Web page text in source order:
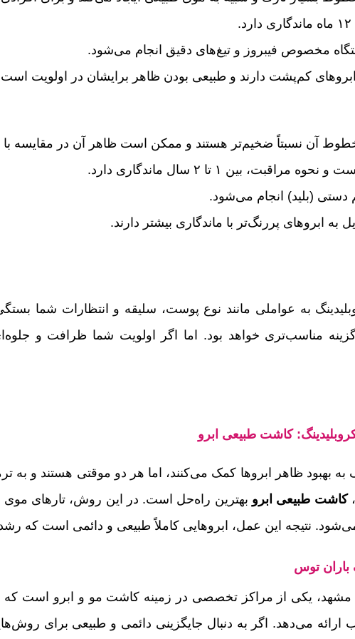
مخصوص فیبروز و تیغ‌های دقیق انجام می‌شود.
بودن ظاهر برایشان در اولویت است.
آن نسبتاً ضخیم‌تر هستند و ممکن است ظاهر آن در مقایسه با فیبروز، کمتر طبیعی به نظر برسد.
بین ۱ تا ۲ سال ماندگاری دارد.
دستی (بلید) انجام می‌شود.
پررنگ‌تر با ماندگاری بیشتر دارند.
کاشت طبیعی ابرو
کاشت طبیعی ابرو
دارند.
باران توس